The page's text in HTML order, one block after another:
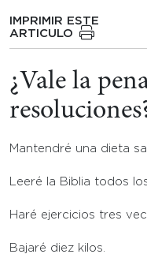
IMPRIMIR ESTE
ARTICULO
¿Vale la
Mantendré una dieta
Leeré la Biblia todos
Haré ejercicios tres
Bajaré diez kilos.